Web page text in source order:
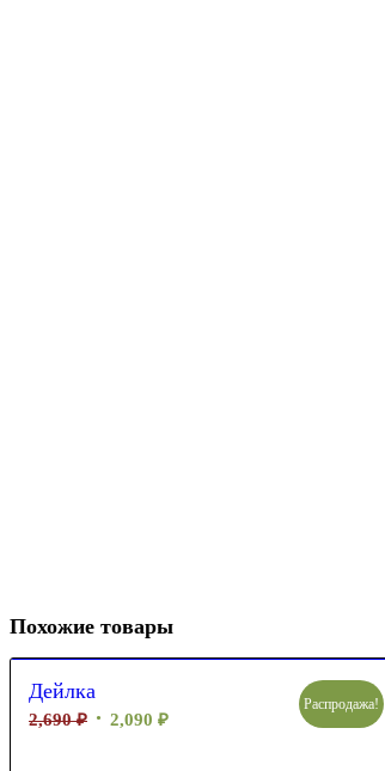
Похожие товары
Дейлка
2,690₽ 2,090 ₽
Распродажа!